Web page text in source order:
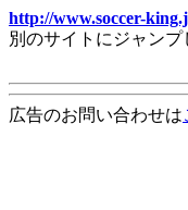
http://www.soccer-
別のサイトにジャン
広告のお問い合わせは